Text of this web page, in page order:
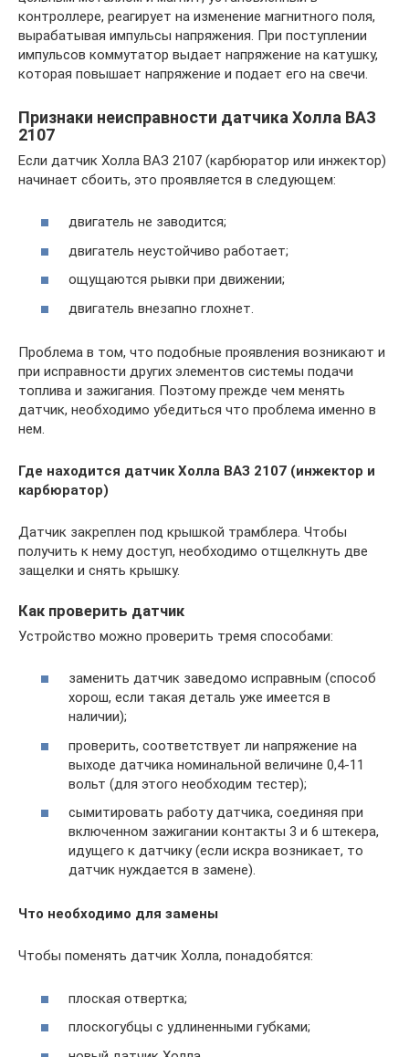
контроллере, реагирует на изменение магнитного поля,
вырабатывая импульсы напряжения. При поступлении
импульсов коммутатор выдает напряжение на катушку,
которая повышает напряжение и подает его на свечи.
Признаки неисправности датчика Холла ВАЗ
2107
Если датчик Холла ВАЗ 2107 (карбюратор или инжектор)
начинает сбоить, это проявляется в следующем:
двигатель не заводится;
двигатель неустойчиво работает;
ощущаются рывки при движении;
двигатель внезапно глохнет.
Проблема в том, что подобные проявления возникают и
при исправности других элементов системы подачи
топлива и зажигания. Поэтому прежде чем менять
датчик, необходимо убедиться что проблема именно в
нем.
Где находится датчик Холла ВАЗ 2107 (инжектор и
карбюратор)
Датчик закреплен под крышкой трамблера. Чтобы
получить к нему доступ, необходимо отщелкнуть две
защелки и снять крышку.
Как проверить датчик
Устройство можно проверить тремя способами:
заменить датчик заведомо исправным (способ
хорош, если такая деталь уже имеется в
наличии);
проверить, соответствует ли напряжение на
выходе датчика номинальной величине 0,4-11
вольт (для этого необходим тестер);
сымитировать работу датчика, соединяя при
включенном зажигании контакты 3 и 6 штекера,
идущего к датчику (если искра возникает, то
датчик нуждается в замене).
Что необходимо для замены
Чтобы поменять датчик Холла, понадобятся:
плоская отвертка;
плоскогубцы с удлиненными губками;